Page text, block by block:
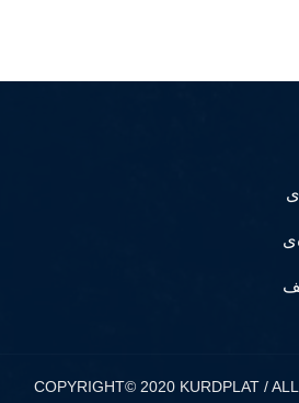
COPYRIGHT© 2020 KURDPLAT /